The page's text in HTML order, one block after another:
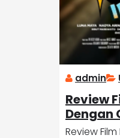
admin
Review
Dengan
Review